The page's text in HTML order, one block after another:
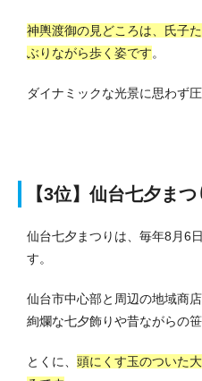
神輿渡御の見どころは、氏子
ぶりながら歩く姿です。
ダイナミックな光景に思わず
【3位】仙台七夕まつ
仙台七夕まつりは、毎年8月6
す。
仙台市中心部と周辺の地域商
絢爛な七夕飾りや昔ながらの
とくに、 頭にくす玉のついた